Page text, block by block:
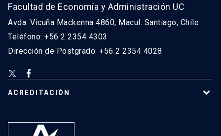
Facultad de Economía y Administración UC
Avda. Vicuña Mackenna 4860, Macul. Santiago, Chile
Teléfono: +56 2 2354 4303
Dirección de Postgrado: +56 2 2354 4028
ACREDITACIÓN